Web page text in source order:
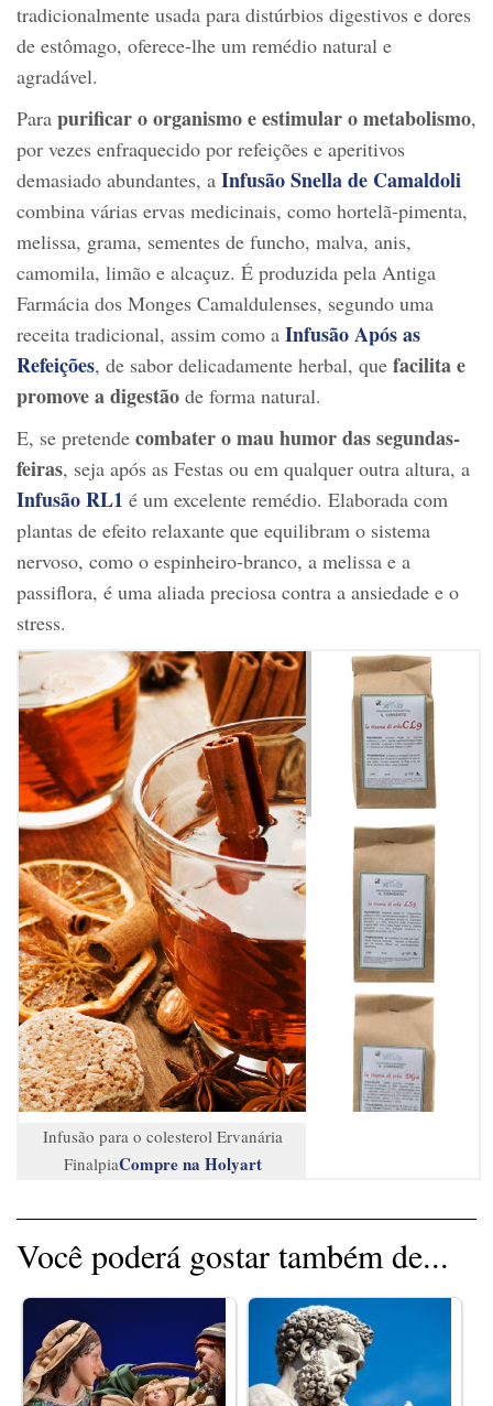
tradicionalmente usada para distúrbios digestivos e dores
de estômago, oferece-lhe um remédio natural e
agradável.
Para purificar o organismo e estimular o metabolismo,
por vezes enfraquecido por refeições e aperitivos
demasiado abundantes, a Infusão Snella de Camaldoli
combina várias ervas medicinais, como hortelã-pimenta,
melissa, grama, sementes de funcho, malva, anis,
camomila, limão e alcaçuz. É produzida pela Antiga
Farmácia dos Monges Camaldulenses, segundo uma
receita tradicional, assim como a Infusão Após as
Refeições, de sabor delicadamente herbal, que facilita e
promove a digestão de forma natural.
E, se pretende combater o mau humor das segundas-
feiras, seja após as Festas ou em qualquer outra altura, a
Infusão RL1 é um excelente remédio. Elaborada com
plantas de efeito relaxante que equilibram o sistema
nervoso, como o espinheiro-branco, a melissa e a
passiflora, é uma aliada preciosa contra a ansiedade e o
stress.
Infusão para o colesterol Ervanária
FinalpiaCompre na Holyart
Você poderá gostar também de...